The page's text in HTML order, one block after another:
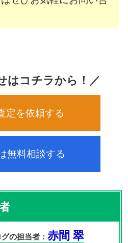
はコチラから！／
定を依頼する
無料相談する
の担当者：赤間 翠